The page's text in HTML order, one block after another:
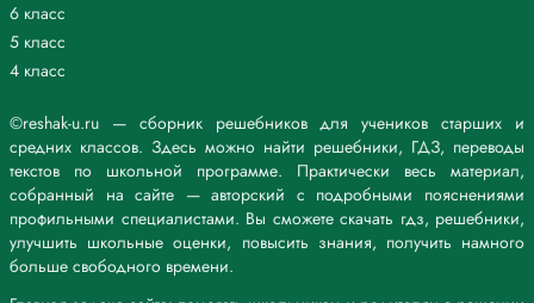
©reshak-u.ru — сборник решебников для учеников старших и
средних классов. Здесь можно найти решебники, ГДЗ, переводы
текстов по школьной программе. Практически весь материал,
собранный на сайте — авторский с подробными пояснениями
профильными специалистами. Вы сможете скачать гдз, решебники,
улучшить школьные оценки, повысить знания, получить намного
больше свободного времени.
6 класс
5 класс
4 класс